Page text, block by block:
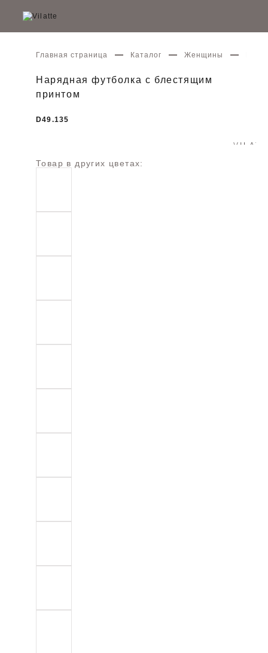
Главная страница Каталог Женщины
Нарядная футболка с блестящим
принтом
D49.135
Товар в других цветах: